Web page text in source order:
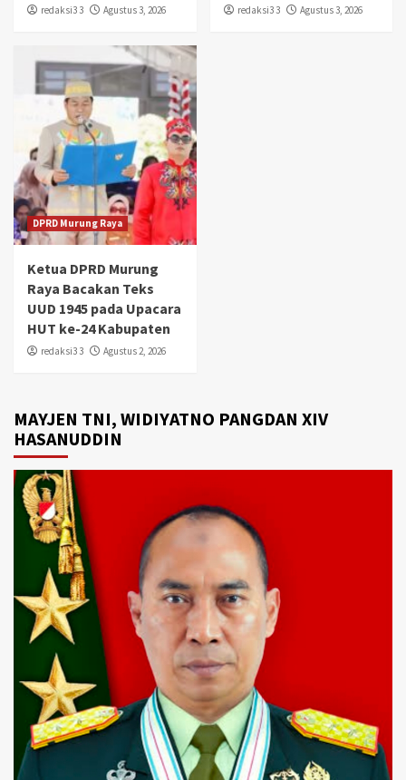
redaksi3 3 Agustus 3, 2026 redaksi3 3 Agustus 3, 2026
DPRD Murung Raya
Ketua DPRD Murung
Raya Bacakan Teks
UUD 1945 pada Upacara
HUT ke-24 Kabupaten
redaksi3 3 Agustus 2, 2026
MAYJEN TNI, WIDIYATNO PANGDAN XIV
HASANUDDIN